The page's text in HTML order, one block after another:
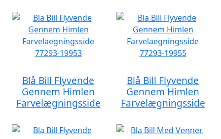
Blå Bill Flyvende
Gennem Himlen
Farvelægningsside
Blå Bill Flyvende
Gennem Himlen
Farvelægningsside